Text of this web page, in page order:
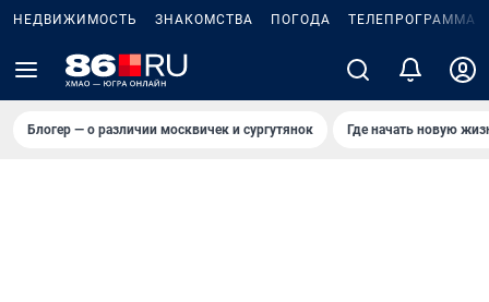
НЕДВИЖИМОСТЬ ЗНАКОМСТВА ПОГОДА ТЕЛЕПРОГРАММА
Блогер — о различии москвичек и сургутянок Где начать новую